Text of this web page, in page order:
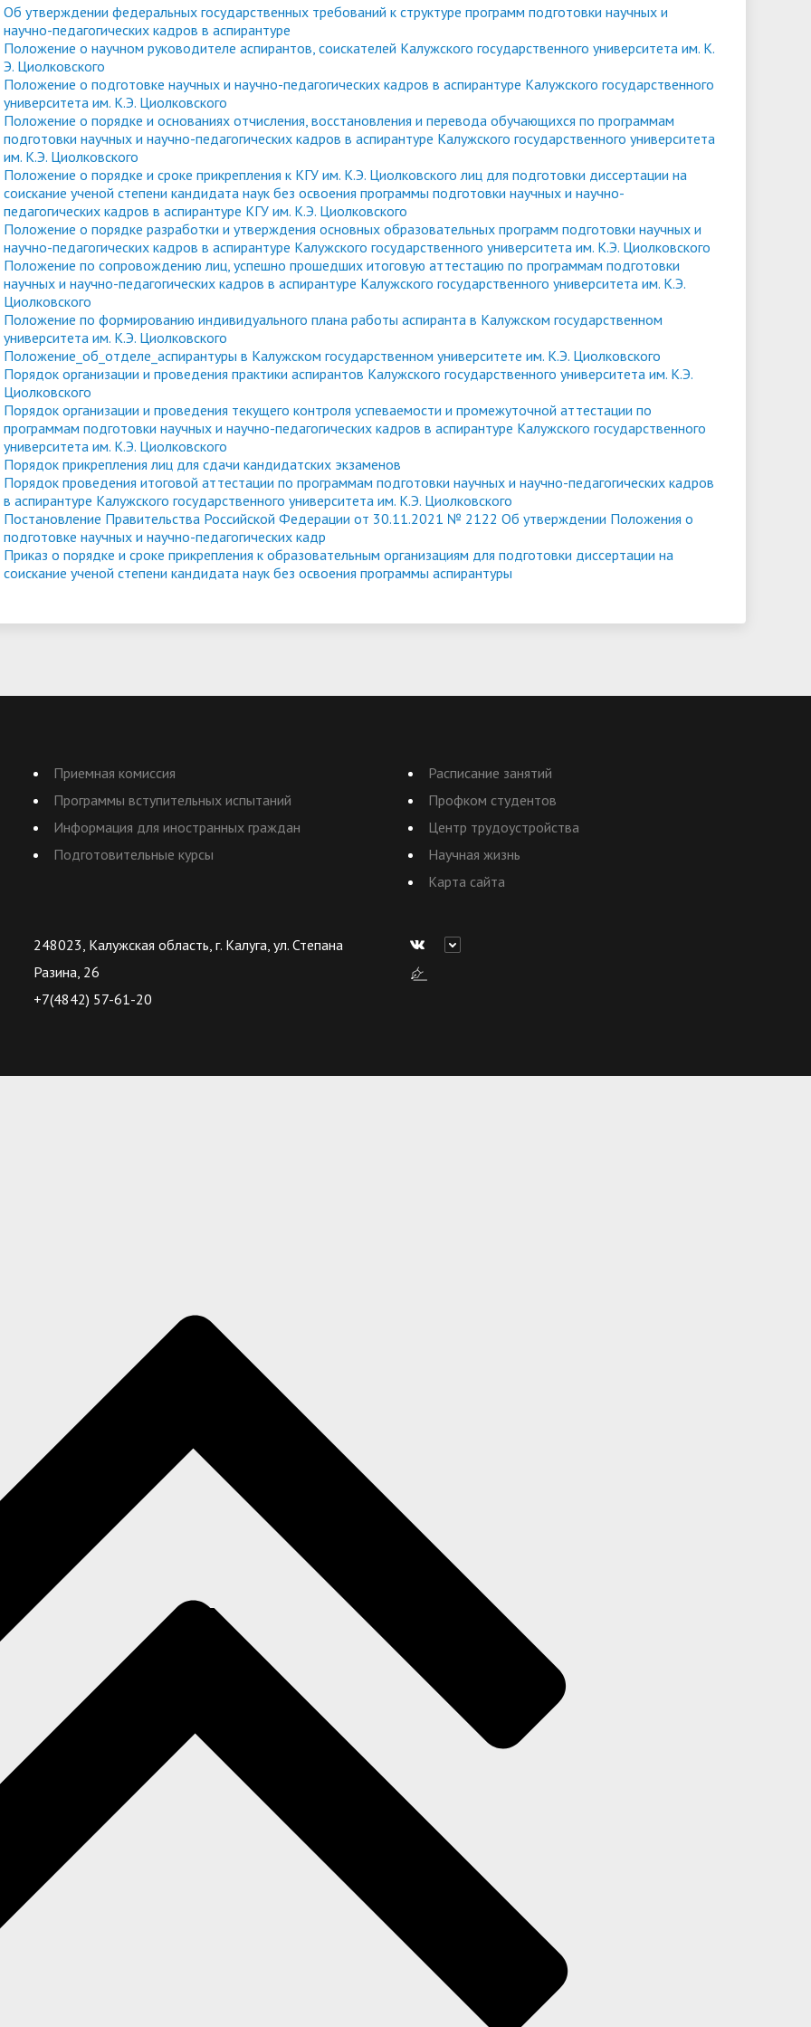
иностранных граждан
языку как иностранному,
России и основам
Российской
Внутренняя система оценки качества
документов
квота Подготовительные курсы
Расписание и результаты
для иностранных
в общежитие
университета. Серия 1.
Психологические науки.
университета. Серия 2. Исследования
по филологии"
Журнал "Вестник Калужского
университета. Серия 3. История.
Политика. Право"
Об утверждении федеральных государственных требований к структуре программ подготовки научных и
научно-педагогических кадров в аспирантуре
Положение о научном руководителе аспирантов, соискателей Калужского государственного университета им. К.
Э. Циолковского
Положение о подготовке научных и научно-педагогических кадров в аспирантуре Калужского государственного
университета им. К.Э. Циолковского
Положение о порядке и основаниях отчисления, восстановления и перевода обучающихся по программам
подготовки научных и научно-педагогических кадров в аспирантуре Калужского государственного университета
им. К.Э. Циолковского
Положение о порядке и сроке прикрепления к КГУ им. К.Э. Циолковского лиц для подготовки диссертации на
соискание ученой степени кандидата наук без освоения программы подготовки научных и научно-
педагогических кадров в аспирантуре КГУ им. К.Э. Циолковского
Положение о порядке разработки и утверждения основных образовательных программ подготовки научных и
научно-педагогических кадров в аспирантуре Калужского государственного университета им. К.Э. Циолковского
Положение по сопровождению лиц, успешно прошедших итоговую аттестацию по программам подготовки
научных и научно-педагогических кадров в аспирантуре Калужского государственного университета им. К.Э.
Циолковского
Положение по формированию индивидуального плана работы аспиранта в Калужском государственном
университета им. К.Э. Циолковского
Положение_об_отделе_аспирантуры в Калужском государственном университете им. К.Э. Циолковского
Порядок организации и проведения практики аспирантов Калужского государственного университета им. К.Э.
Циолковского
Порядок организации и проведения текущего контроля успеваемости и промежуточной аттестации по
программам подготовки научных и научно-педагогических кадров в аспирантуре Калужского государственного
университета им. К.Э. Циолковского
Порядок прикрепления лиц для сдачи кандидатских экзаменов
Порядок проведения итоговой аттестации по программам подготовки научных и научно-педагогических кадров
в аспирантуре Калужского государственного университета им. К.Э. Циолковского
Постановление Правительства Российской Федерации от 30.11.2021 № 2122 Об утверждении Положения о
подготовке научных и научно-педагогических кадр
Приказ о порядке и сроке прикрепления к образовательным организациям для подготовки диссертации на
соискание ученой степени кандидата наук без освоения программы аспирантуры
Приемная комиссия
Программы вступительных испытаний
Информация для иностранных граждан
Подготовительные курсы
Расписание занятий
Профком студентов
Центр трудоустройства
Научная жизнь
Карта сайта
248023, Калужская область, г. Калуга, ул. Степана
Разина, 26
+7(4842) 57-61-20